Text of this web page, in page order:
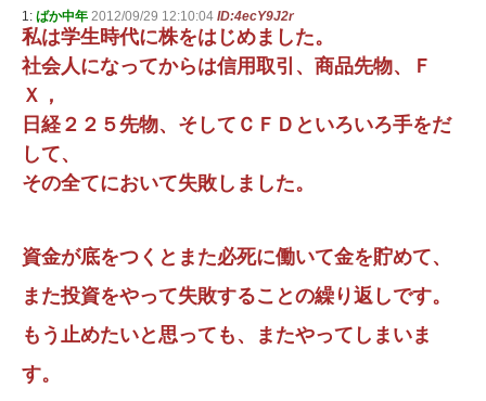
1: ばか中年 2012/09/29 12:10:04 ID:4ecY9J2r
私は学生時代に株をはじめました。
社会人になってからは信用取引、商品先物、Ｆ
Ｘ，
日経２２５先物、そしてＣＦＤといろいろ手をだ
して、
その全てにおいて失敗しました。
資金が底をつくとまた必死に働いて金を貯めて、
また投資をやって失敗することの繰り返しです。
もう止めたいと思っても、またやってしまいま
す。